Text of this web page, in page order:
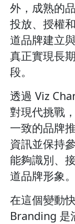
外，成熟的
投放、授權
道品牌建立
真正實現長
段。
透過 Viz
對現代挑戰
一致的品牌
資訊並保持
能夠識別、
道品牌形象。
在這個變動
Branding 是